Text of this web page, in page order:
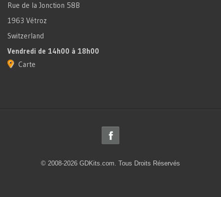
Rue de la Jonction 58B
1963 Vétroz
Switzerland
Vendredi de 14h00 à 18h00
Carte
© 2008-2026 GDKits.com. Tous Droits Réservés